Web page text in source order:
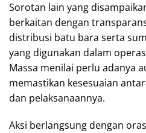
Sorotan lain yang
berkaitan dengan
distribusi batu bara serta
yang digunakan dalam
Massa menilai perlu adanya
memastikan kesesuaian
dan pelaksanaannya.
Aksi berlangsung dengan